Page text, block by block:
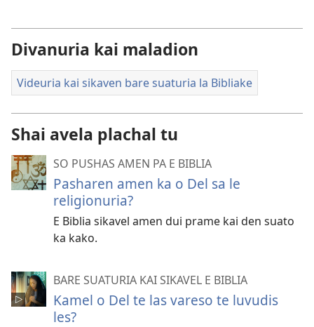
Divanuria kai maladion
Videuria kai sikaven bare suaturia la Bibliake
Shai avela plachal tu
SO PUSHAS AMEN PA E BIBLIA
Pasharen amen ka o Del sa le
religionuria?
E Biblia sikavel amen dui prame kai den suato
ka kako.
BARE SUATURIA KAI SIKAVEL E BIBLIA
Kamel o Del te las vareso te luvudis
les?